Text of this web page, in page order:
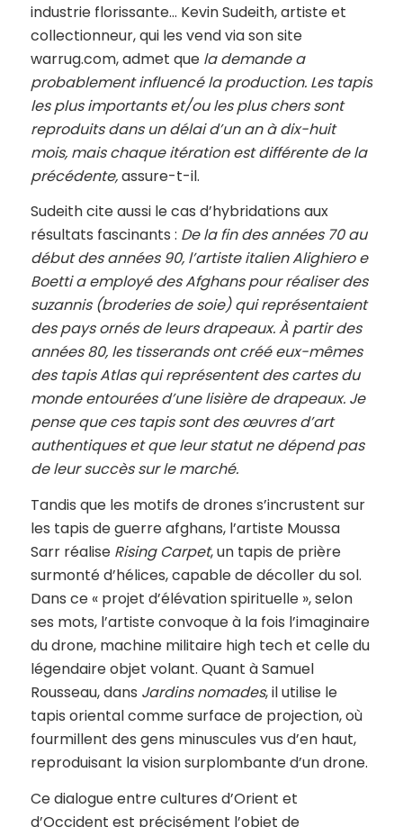
industrie florissante… Kevin Sudeith, artiste et
collectionneur, qui les vend via son site
warrug.com, admet que la demande a
probablement influencé la production. Les tapis
les plus importants et/ou les plus chers sont
reproduits dans un délai d’un an à dix-huit
mois, mais chaque itération est différente de la
précédente,assure-t-il.
Sudeith cite aussi le cas d’hybridations aux
résultats fascinants : De la fin des années 70 au
début des années 90, l’artiste italien Alighiero e
Boetti a employé des Afghans pour réaliser des
suzannis (broderies de soie) qui représentaient
des pays ornés de leurs drapeaux. À partir des
années 80, les tisserands ont créé eux-mêmes
des tapis Atlas qui représentent des cartes du
monde entourées d’une lisière de drapeaux. Je
pense que ces tapis sont des œuvres d’art
authentiques et que leur statut ne dépend pas
de leur succès sur le marché.
Tandis que les motifs de drones s’incrustent sur
les tapis de guerre afghans, l’artiste Moussa
Sarr réalise Rising Carpet, un tapis de prière
surmonté d’hélices, capable de décoller du sol.
Dans ce « projet d’élévation spirituelle », selon
ses mots, l’artiste convoque à la fois l’imaginaire
du drone, machine militaire high tech et celle du
légendaire objet volant. Quant à Samuel
Rousseau, dans Jardins nomades, il utilise le
tapis oriental comme surface de projection, où
fourmillent des gens minuscules vus d’en haut,
reproduisant la vision surplombante d’un drone.
Ce dialogue entre cultures d’Orient et
d’Occident est précisément l’objet de